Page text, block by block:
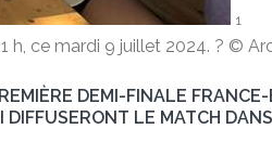
1
h, ce mardi 9 juillet 2024. ? ©
DEMI-FINALE
LE MATCH